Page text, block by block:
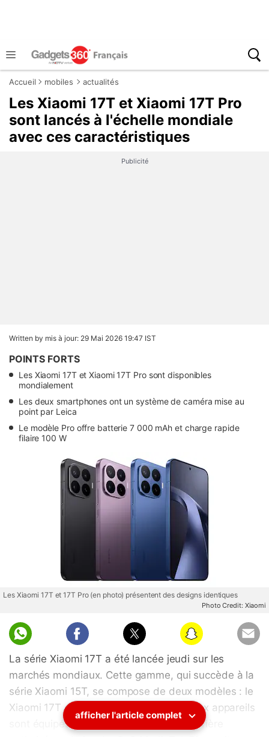
Accueil mobiles actualités
Les Xiaomi 17T et Xiaomi 17T Pro
sont lancés à l'échelle mondiale
avec ces caractéristiques
Publicité
Written by mis à jour: 29 Mai 2026 19:47 IST
POINTS FORTS
Les Xiaomi 17T et Xiaomi 17T Pro sont disponibles
mondialement
Les deux smartphones ont un système de caméra mise au
point par Leica
Le modèle Pro offre batterie 7 000 mAh et charge rapide
filaire 100 W
Les Xiaomi 17T et 17T Pro (en photo) présentent des designs identiques
Photo Credit: Xiaomi
La série Xiaomi 17T a été lancée jeudi sur les
marchés mondiaux. Cette gamme, qui succède à la
série Xiaomi 15T, se compose de deux modèles : le
Xiaomi 17T et le Xiaomi 17T Pro. Les deux appareils
sont équipés d'un triple module photo arrière
afficher l'article complet